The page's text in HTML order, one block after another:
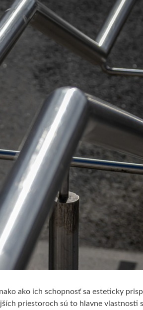
ako ich schopnosť sa esteticky
priestoroch sú to hlavne vlastnosti